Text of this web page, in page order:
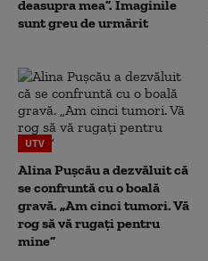
deasupra mea”. Imaginile
sunt greu de urmărit
UTV
Alina Pușcău a dezvăluit că
se confruntă cu o boală
gravă. „Am cinci tumori. Vă
rog să vă rugați pentru
mine”